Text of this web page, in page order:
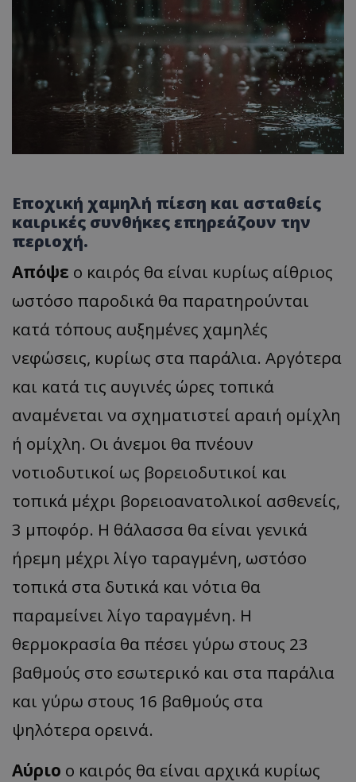
Εποχική χαμηλή πίεση και ασταθείς
καιρικές συνθήκες επηρεάζουν την
περιοχή.
Απόψε ο καιρός θα είναι κυρίως αίθριος
ωστόσο παροδικά θα παρατηρούνται
κατά τόπους αυξημένες χαμηλές
νεφώσεις, κυρίως στα παράλια. Αργότερα
και κατά τις αυγινές ώρες τοπικά
αναμένεται να σχηματιστεί αραιή ομίχλη
ή ομίχλη. Οι άνεμοι θα πνέουν
νοτιοδυτικοί ως βορειοδυτικοί και
τοπικά μέχρι βορειοανατολικοί ασθενείς,
3 μποφόρ. Η θάλασσα θα είναι γενικά
ήρεμη μέχρι λίγο ταραγμένη, ωστόσο
τοπικά στα δυτικά και νότια θα
παραμείνει λίγο ταραγμένη. Η
θερμοκρασία θα πέσει γύρω στους 23
βαθμούς στο εσωτερικό και στα παράλια
και γύρω στους 16 βαθμούς στα
ψηλότερα ορεινά.
Αύριο ο καιρός θα είναι αρχικά κυρίως